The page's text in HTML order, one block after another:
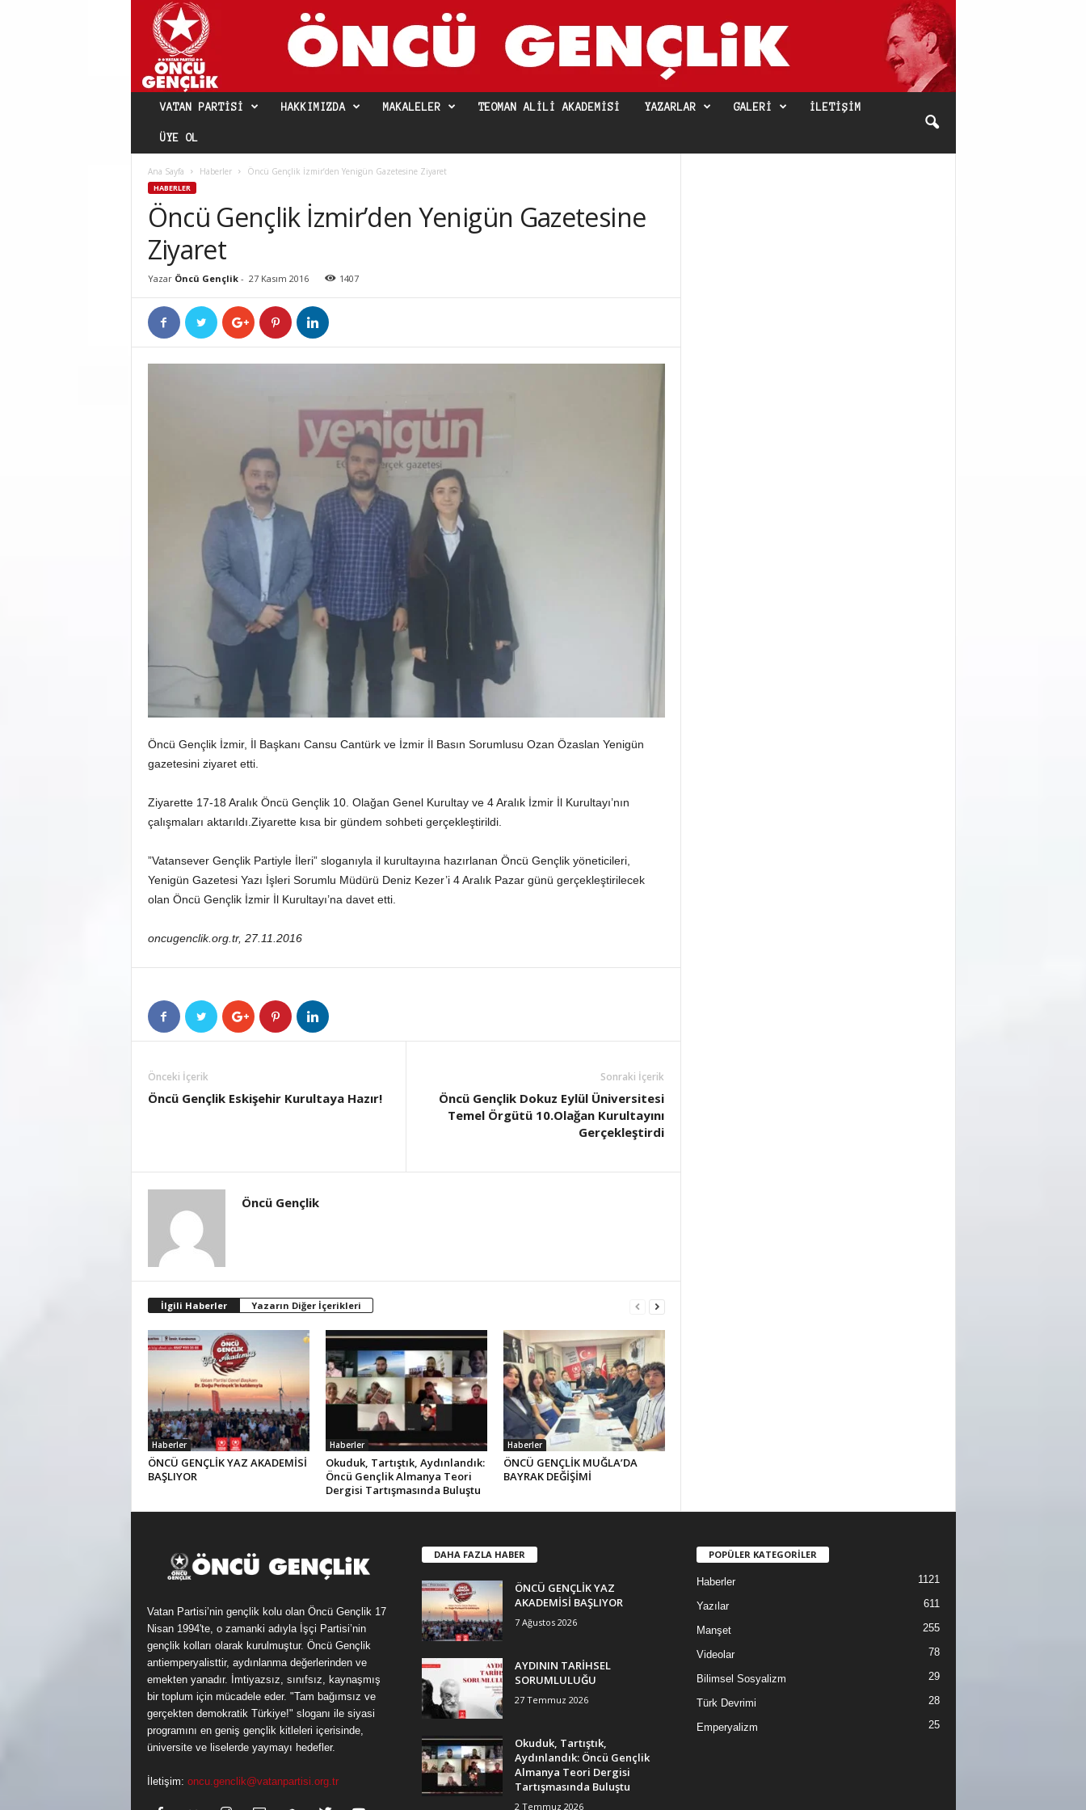
VATAN PARTISI HAKKIMIZDA MAKALELER TEOMAN ALILI AKADEMISI YAZARLAR GALERI İLETIŞIM
ÜYE OL
Ana Sayfa Haberler Öncü Gençlik İzmir’den Yenigün Gazetesine Ziyaret
HABERLER
Öncü Gençlik İzmir’den Yenigün Gazetesine
Ziyaret
Yazar Öncü Gençlik- 27 Kasım 2016 1407
Öncü Gençlik İzmir, İl Başkanı Cansu Cantürk ve İzmir İl Basın Sorumlusu Ozan Özaslan Yenigün
gazetesini ziyaret etti.
Ziyarette 17-18 Aralık Öncü Gençlik 10. Olağan Genel Kurultay ve 4 Aralık İzmir İl Kurultayı’nın
çalışmaları aktarıldı.Ziyarette kısa bir gündem sohbeti gerçekleştirildi.
”Vatansever Gençlik Partiyle İleri” sloganıyla il kurultayına hazırlanan Öncü Gençlik yöneticileri,
Yenigün Gazetesi Yazı İşleri Sorumlu Müdürü Deniz Kezer’i 4 Aralık Pazar günü gerçekleştirilecek
olan Öncü Gençlik İzmir İl Kurultayı’na davet etti.
oncugenclik.org.tr, 27.11.2016
Önceki İçerik
Öncü Gençlik Eskişehir Kurultaya Hazır!
Sonraki İçerik
Öncü Gençlik Dokuz Eylül Üniversitesi
Temel Örgütü 10.Olağan Kurultayını
Gerçekleştirdi
Öncü Gençlik
İlgili Haberler Yazarın Diğer İçerikleri
Haberler
ÖNCÜ GENÇLİK YAZ AKADEMİSİ
BAŞLIYOR
Haberler
Okuduk, Tartıştık, Aydınlandık:
Öncü Gençlik Almanya Teori
Dergisi Tartışmasında Buluştu
Haberler
ÖNCÜ GENÇLİK MUĞLA’DA
BAYRAK DEĞİŞİMİ
Vatan Partisi’nin gençlik kolu olan Öncü Gençlik 17
Nisan 1994'te, o zamanki adıyla İşçi Partisi’nin
gençlik kolları olarak kurulmuştur. Öncü Gençlik
antiemperyalisttir, aydınlanma değerlerinden ve
emekten yanadır. İmtiyazsız, sınıfsız, kaynaşmış
bir toplum için mücadele eder. "Tam bağımsız ve
gerçekten demokratik Türkiye!" sloganı ile siyasi
programını en geniş gençlik kitleleri içerisinde,
üniversite ve liselerde yaymayı hedefler.
İletişim: oncu.genclik@vatanpartisi.org.tr
DAHA FAZLA HABER
ÖNCÜ GENÇLİK YAZ
AKADEMİSİ BAŞLIYOR
7 Ağustos 2026
AYDININ TARİHSEL
SORUMLULUĞU
27 Temmuz 2026
Okuduk, Tartıştık,
Aydınlandık: Öncü Gençlik
Almanya Teori Dergisi
Tartışmasında Buluştu
2 Temmuz 2026
POPÜLER KATEGORİLER
Haberler 1121
Yazılar 611
Manşet 255
Videolar 78
Bilimsel Sosyalizm 29
Türk Devrimi 28
Emperyalizm 25